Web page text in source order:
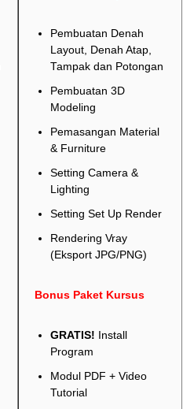
Pembuatan Denah
Layout, Denah Atap,
Tampak dan Potongan
Pembuatan 3D
Modeling
Pemasangan Material
& Furniture
Setting Camera &
Lighting
Setting Set Up Render
Rendering Vray
(Eksport JPG/PNG)
Bonus Paket Kursus
GRATIS! Install
Program
Modul PDF + Video
Tutorial